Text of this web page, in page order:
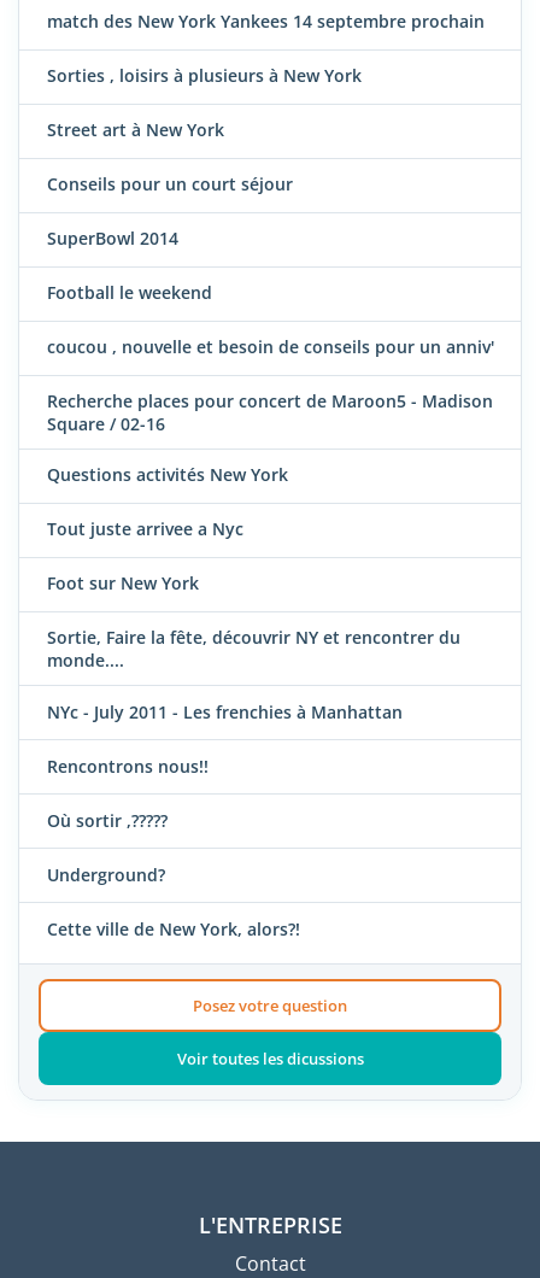
match des New York Yankees 14 septembre prochain
Sorties , loisirs à plusieurs à New York
Street art à New York
Conseils pour un court séjour
SuperBowl 2014
Football le weekend
coucou , nouvelle et besoin de conseils pour un anniv'
Recherche places pour concert de Maroon5 - Madison
Square / 02-16
Questions activités New York
Tout juste arrivee a Nyc
Foot sur New York
Sortie, Faire la fête, découvrir NY et rencontrer du
monde....
NYc - July 2011 - Les frenchies à Manhattan
Rencontrons nous!!
Où sortir ,?????
Underground?
Cette ville de New York, alors?!
Posez votre question
Voir toutes les dicussions
L'ENTREPRISE
Contact